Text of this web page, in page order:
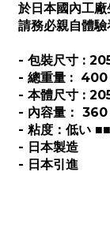
於日本國內工廠
請務必親自體驗
- 包裝尺寸 :
- 總重量 :
- 本體尺寸 :
- 內容量：
- 粘度：低い
- 日本製造
- 日本引進